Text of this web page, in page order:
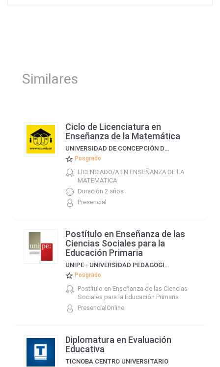
Similares
Ciclo de Licenciatura en
Enseñanza de la Matemática
UNIVERSIDAD DE CONCEPCIÓN DEL URUGUAY
Posgrado
LICENCIADO/A EN ENSEÑANZA DE LA
MATEMÁTICA
Duración 2 años
Presencial
Postítulo en Enseñanza de las
Ciencias Sociales para la
Educación Primaria
UNIPE - UNIVERSIDAD PEDAGÓGICA
Posgrado
Postítulo en Enseñanza de las Ciencias
Sociales para la Educación Primaria
PresencialOnline
Diplomatura en Evaluación
Educativa
TICNOBA CENTRO UNIVERSITARIO